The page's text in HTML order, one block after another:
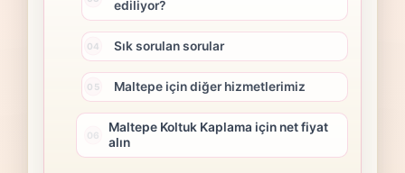
ediliyor?
Sık sorulan sorular
Maltepe için diğer hizmetlerimiz
Maltepe Koltuk Kaplama için net fiyat
alın